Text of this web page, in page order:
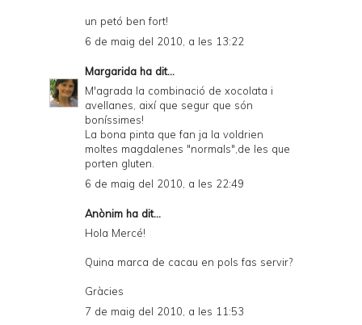
un petó ben fort!
6 de maig del 2010, a les 13:22
Margarida ha dit...
M'agrada la combinació de xocolata i
avellanes, així que segur que són
boníssimes!
La bona pinta que fan ja la voldrien
moltes magdalenes "normals",de les que
porten gluten.
6 de maig del 2010, a les 22:49
Anònim ha dit...
Hola Mercé!
Quina marca de cacau en pols fas servir?
Gràcies
7 de maig del 2010, a les 11:53